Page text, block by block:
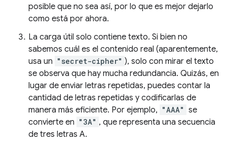
posible que no sea así, por lo que es mejor dejarlo
como está por ahora.
La carga útil solo contiene texto. Si bien no
sabemos cuál es el contenido real (aparentemente,
usa un "secret-cipher" ), solo con mirar el texto
se observa que hay mucha redundancia. Quizás, en
lugar de enviar letras repetidas, puedes contar la
cantidad de letras repetidas y codificarlas de
manera más eficiente. Por ejemplo, "AAA" se
convierte en "3A" , que representa una secuencia
de tres letras A.